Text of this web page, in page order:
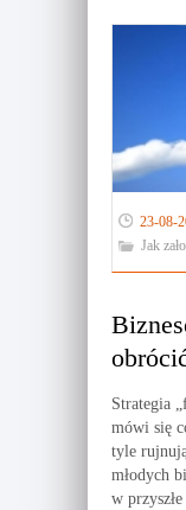
23-08-
Jak
Strategia
mówi się
tyle
młodych
w